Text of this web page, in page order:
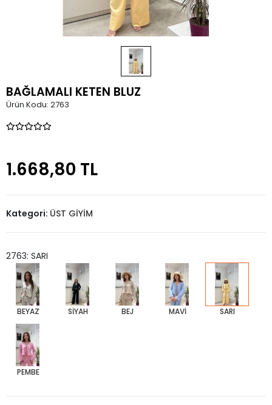
BAĞLAMALI KETEN BLUZ
Ürün Kodu: 2763
1.668,80 TL
Kategori: ÜST GİYİM
2763: SARI
BEYAZ SİYAH BEJ MAVİ SARI
PEMBE